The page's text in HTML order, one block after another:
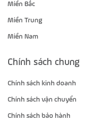
Miền Bắc
Miền Trung
Miền Nam
Chính sách chung
Chính sách kinh doanh
Chính sách vận chuyển
Chính sách bảo hành